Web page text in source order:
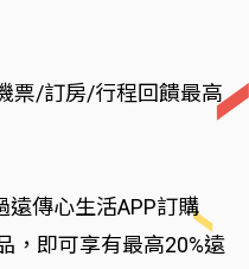
票/訂房/行程回饋最高
傳心生活APP訂購
，即可享有最高20%遠